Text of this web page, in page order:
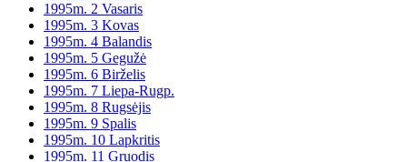
1995m. 2 Vasaris
1995m. 3 Kovas
1995m. 4 Balandis
1995m. 5 Gegužė
1995m. 6 Birželis
1995m. 7 Liepa-Rugp.
1995m. 8 Rugsėjis
1995m. 9 Spalis
1995m. 10 Lapkritis
1995m. 11 Gruodis